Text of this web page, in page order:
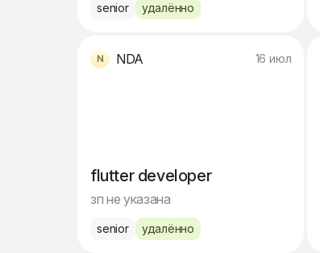
senior удалённо
NDA 16 июл
flutter developer
зп не указана
senior удалённо